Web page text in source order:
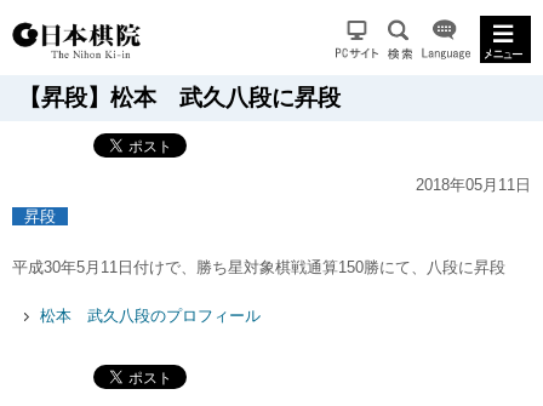
【昇段】松本 武久八段に昇段
2018年05月11日
昇段
平成30年5月11日付けで、勝ち星対象棋戦通算150勝にて、八段に昇段
松本 武久八段のプロフィール